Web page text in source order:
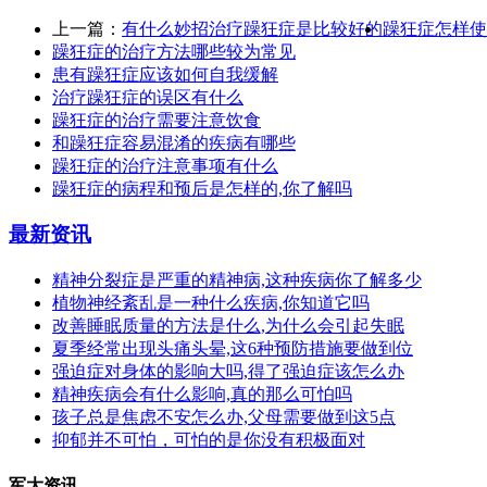
上一篇： 有什么妙招治疗躁狂症是比较好的躁狂症怎样
躁狂症的治疗方法哪些较为常见
患有躁狂症应该如何自我缓解
治疗躁狂症的误区有什么
躁狂症的治疗需要注意饮食
和躁狂症容易混淆的疾病有哪些
躁狂症的治疗注意事项有什么
躁狂症的病程和预后是怎样的,你了解吗
最新资讯
精神分裂症是严重的精神病,这种疾病你了解多少
植物神经紊乱是一种什么疾病,你知道它吗
改善睡眠质量的方法是什么,为什么会引起失眠
夏季经常出现头痛头晕,这6种预防措施要做到位
强迫症对身体的影响大吗,得了强迫症该怎么办
精神疾病会有什么影响,真的那么可怕吗
孩子总是焦虑不安怎么办,父母需要做到这5点
抑郁并不可怕，可怕的是你没有积极面对